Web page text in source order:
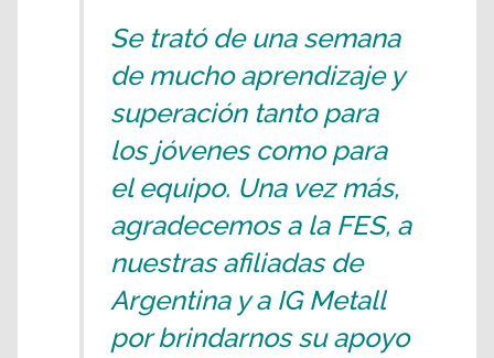
Se trató de una semana
de mucho aprendizaje y
superación tanto para
los jóvenes como para
el equipo. Una vez más,
agradecemos a la FES, a
nuestras afiliadas de
Argentina y a IG Metall
por brindarnos su apoyo